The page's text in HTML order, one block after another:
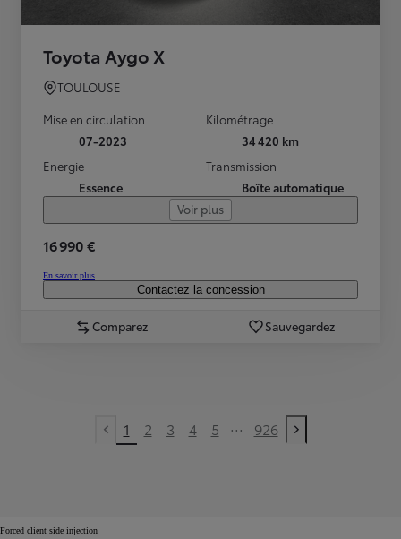
Toyota Aygo X
TOULOUSE
Mise en circulation
07-2023
Kilométrage
34 420 km
Energie
Essence
Transmission
Boîte automatique
Voir plus
16 990 €
En savoir plus
Contactez la concession
Comparez Sauvegardez
Previous page
1 2 3 4 5 ... 926
Next page
Forced client side injection